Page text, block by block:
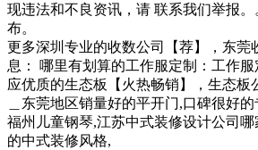
现违法和不良资讯，请 联系我们举报
布。
更多深圳专业的收数公司【荐】，东莞
息： 哪里有划算的工作服定制：工作
应优质的生态板【火热畅销】，生态板
＿东莞地区销量好的平开门,口碑很好
福州儿童钢琴,江苏中式装修设计公司
的中式装修风格,